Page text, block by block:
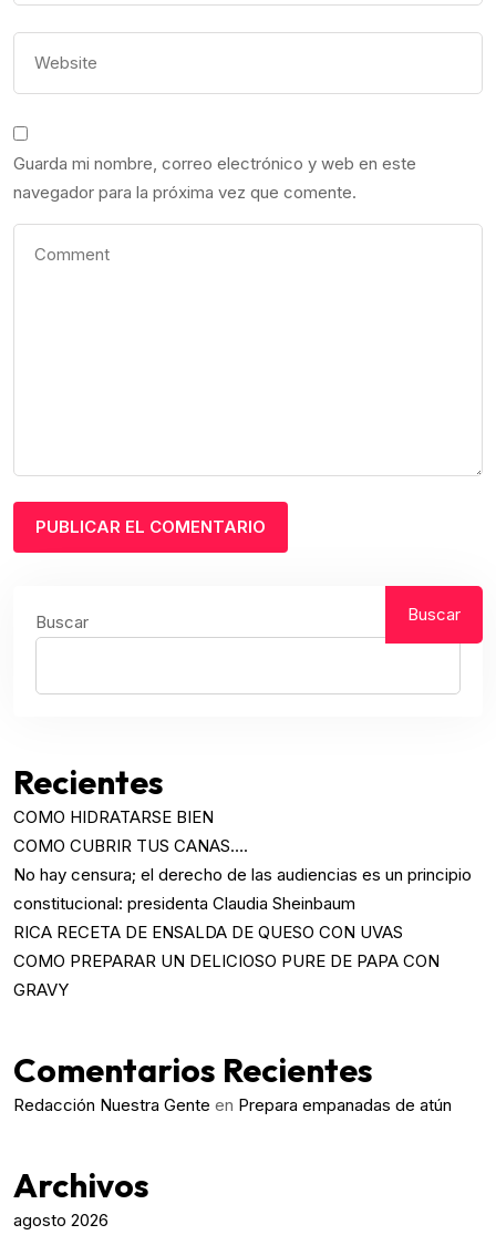
Guarda mi nombre, correo electrónico y web en este
navegador para la próxima vez que comente.
Buscar Buscar
Recientes
COMO HIDRATARSE BIEN
COMO CUBRIR TUS CANAS….
No hay censura; el derecho de las audiencias es un principio
constitucional: presidenta Claudia Sheinbaum
RICA RECETA DE ENSALDA DE QUESO CON UVAS
COMO PREPARAR UN DELICIOSO PURE DE PAPA CON
GRAVY
Comentarios Recientes
Redacción Nuestra Gente en Prepara empanadas de atún
Archivos
agosto 2026